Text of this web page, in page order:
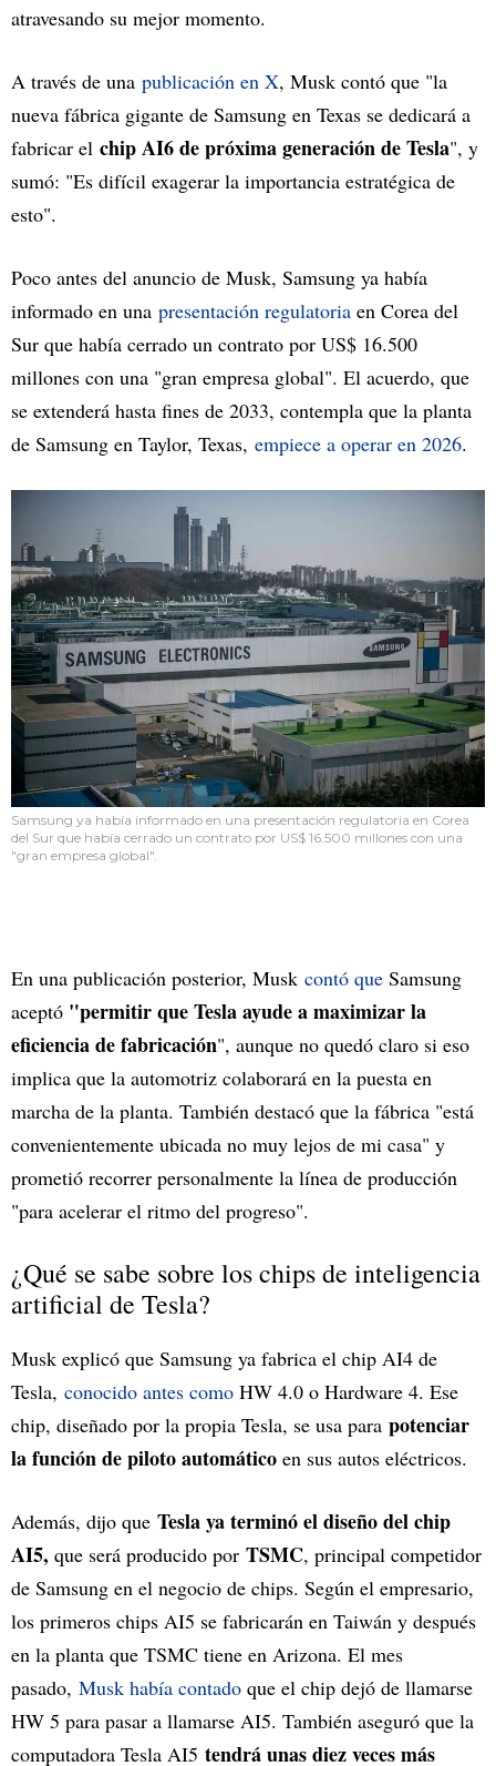
atravesando su mejor momento.
A través de una publicación en X, Musk contó que "la
nueva fábrica gigante de Samsung en Texas se dedicará a
fabricar el chip AI6 de próxima generación de Tesla", y
sumó: "Es difícil exagerar la importancia estratégica de
esto".
Poco antes del anuncio de Musk, Samsung ya había
informado en una presentación regulatoria en Corea del
Sur que había cerrado un contrato por US$ 16.500
millones con una "gran empresa global". El acuerdo, que
se extenderá hasta fines de 2033, contempla que la planta
de Samsung en Taylor, Texas, empiece a operar en 2026.
Samsung ya había informado en una presentación regulatoria en Corea
del Sur que había cerrado un contrato por US$ 16.500 millones con una
"gran empresa global".
En una publicación posterior, Musk contó que Samsung
aceptó "permitir que Tesla ayude a maximizar la
eficiencia de fabricación", aunque no quedó claro si eso
implica que la automotriz colaborará en la puesta en
marcha de la planta. También destacó que la fábrica "está
convenientemente ubicada no muy lejos de mi casa" y
prometió recorrer personalmente la línea de producción
"para acelerar el ritmo del progreso".
¿Qué se sabe sobre los chips de inteligencia
artificial de Tesla?
Musk explicó que Samsung ya fabrica el chip AI4 de
Tesla, conocido antes como HW 4.0 o Hardware 4. Ese
chip, diseñado por la propia Tesla, se usa para potenciar
la función de piloto automático en sus autos eléctricos.
Además, dijo que Tesla ya terminó el diseño del chip
AI5, que será producido por TSMC, principal competidor
de Samsung en el negocio de chips. Según el empresario,
los primeros chips AI5 se fabricarán en Taiwán y después
en la planta que TSMC tiene en Arizona. El mes
pasado, Musk había contado que el chip dejó de llamarse
HW 5 para pasar a llamarse AI5. También aseguró que la
computadora Tesla AI5 tendrá unas diez veces más